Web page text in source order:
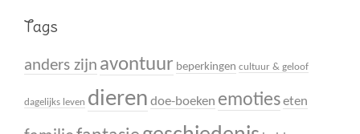
Tags
anders zijn avontuur beperkingen cultuur & geloof
dagelijks leven dieren doe-boeken emotieseten